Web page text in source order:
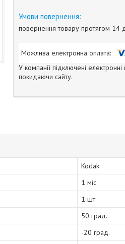
повернення товару протягом 14
У компанії підключені
покидаючи сайту.
Kodak
1 міс
1 шт.
50 град.
-20 град.